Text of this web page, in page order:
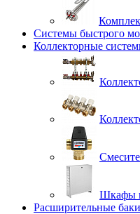
Системы быстрого
Коллекторные
Шкафы
Расширительные баки